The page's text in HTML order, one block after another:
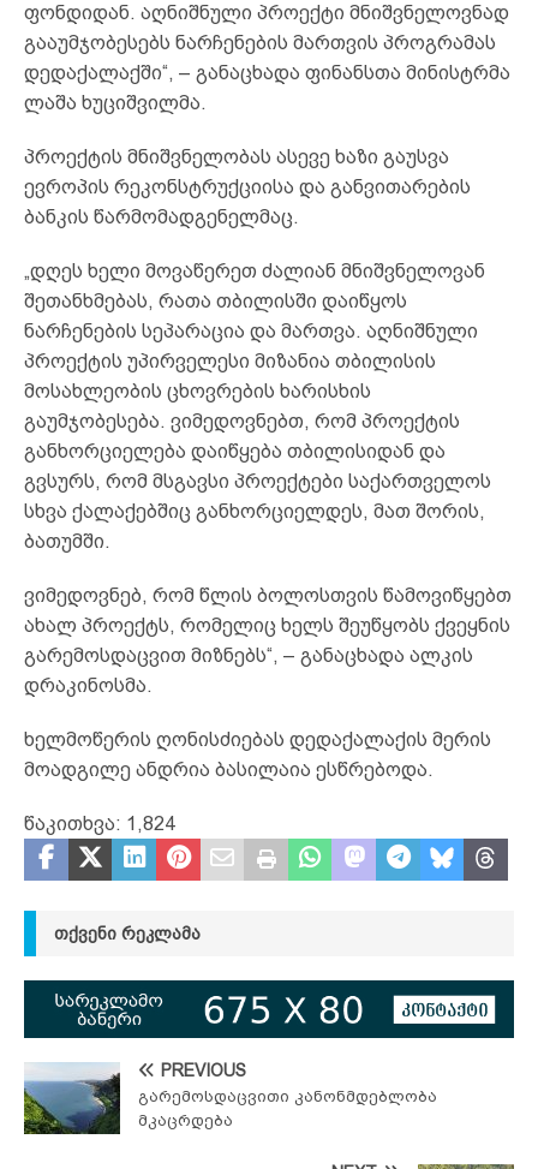
ფონდიდან. აღნიშნული პროექტი მნიშვნელოვნად
გააუმჯობესებს ნარჩენების მართვის პროგრამას
დედაქალაქში“, – განაცხადა ფინანსთა მინისტრმა
ლაშა ხუციშვილმა.
პროექტის მნიშვნელობას ასევე ხაზი გაუსვა
ევროპის რეკონსტრუქციისა და განვითარების
ბანკის წარმომადგენელმაც.
„დღეს ხელი მოვაწერეთ ძალიან მნიშვნელოვან
შეთანხმებას, რათა თბილისში დაიწყოს
ნარჩენების სეპარაცია და მართვა. აღნიშნული
პროექტის უპირველესი მიზანია თბილისის
მოსახლეობის ცხოვრების ხარისხის
გაუმჯობესება. ვიმედოვნებთ, რომ პროექტის
განხორციელება დაიწყება თბილისიდან და
გვსურს, რომ მსგავსი პროექტები საქართველოს
სხვა ქალაქებშიც განხორციელდეს, მათ შორის,
ბათუმში.
ვიმედოვნებ, რომ წლის ბოლოსთვის წამოვიწყებთ
ახალ პროექტს, რომელიც ხელს შეუწყობს ქვეყნის
გარემოსდაცვით მიზნებს“, – განაცხადა ალკის
დრაკინოსმა.
ხელმოწერის ღონისძიებას დედაქალაქის მერის
მოადგილე ანდრია ბასილაია ესწრებოდა.
წაკითხვა: 1,824
ᲗᲥᲕᲔᲜᲘ ᲠᲔᲙᲚᲐᲛᲐ
PREVIOUS
გარემოსდაცვითი კანონმდებლობა
მკაცრდება